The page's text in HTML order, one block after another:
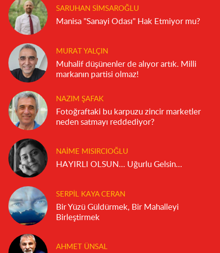
SARUHAN SIMSAROĞLU
Manisa "Sanayi Odası" Hak Etmiyor mu?
MURAT YALÇIN
Muhalif düşünenler de alıyor artık. Milli
markanın partisi olmaz!
NAZIM ŞAFAK
Fotoğraftaki bu karpuzu zincir marketler
neden satmayı reddediyor?
NAIME MISIRCIOĞLU
HAYIRLI OLSUN… Uğurlu Gelsin…
SERPIL KAYA CERAN
Bir Yüzü Güldürmek, Bir Mahalleyi
Birleştirmek
AHMET ÜNSAL